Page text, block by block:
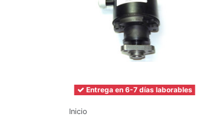
Entrega en 6-7 días laborables
Inicio